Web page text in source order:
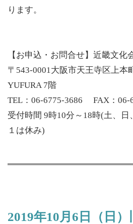
ります。
【お申込・お問合せ】近畿文化
〒543-0001大阪市天王寺区上本
YUFURA 7階
TEL：06-6775-3686 FAX：06-
受付時間 9時10分～18時(土、
１は休み)
2019年10月6日（日）